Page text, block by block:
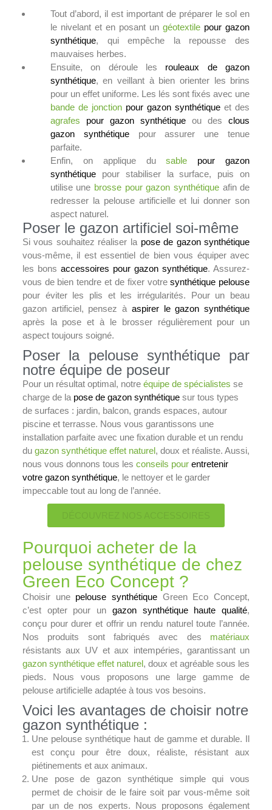
Tout d’abord, il est important de préparer le sol en
le nivelant et en posant ungéotextile pour gazon
synthétique, qui empêche la repousse des
mauvaises herbes.
Ensuite, on déroule les rouleaux de gazon
synthétique, en veillant à bien orienter les brins
pour un effet uniforme. Les lés sont fixés avec une
bande de jonctionpour gazon synthétique et des
agrafes pour gazon synthétique ou desclous
gazon synthétiquepour assurer une tenue
parfaite.
Enfin, on applique dusable pour gazon
synthétiquepour stabiliser la surface, puis on
utilise une brosse pour gazon synthétiqueafin de
redresser la pelouse artificielle et lui donner son
aspect naturel.
Poser le gazon artificiel soi-même
Si vous souhaitez réaliser la pose de gazon synthétique
vous-même, il est essentiel de bien vous équiper avec
les bons accessoires pour gazon synthétique. Assurez-
vous de bien tendre et de fixer votresynthétique pelouse
pour éviter les plis et les irrégularités. Pour un beau
gazon artificiel, pensez à aspirer le gazon synthétique
après la pose et à le brosser régulièrement pour un
aspect toujours soigné.
Poser la pelouse synthétique par
notre équipe de poseur
Pour un résultat optimal, notre équipe de spécialistes se
charge de la pose de gazon synthétiquesur tous types
de surfaces : jardin, balcon, grands espaces, autour
piscine et terrasse. Nous vous garantissons une
installation parfaite avec une fixation durable et un rendu
du gazon synthétique effet naturel, doux et réaliste. Aussi,
nous vous donnons tous les conseils pour entretenir
votre gazon synthétique, le nettoyer et le garder
impeccable tout au long de l’année.
Pourquoi acheter de la
pelouse synthétique de chez
Green Eco Concept ?
Choisir une pelouse synthétique Green Eco Concept,
c’est opter pour un gazon synthétique haute qualité,
conçu pour durer et offrir un rendu naturel toute l’année.
Nos produits sont fabriqués avec des matériaux
résistants aux UV et aux intempéries, garantissant un
gazon synthétique effet naturel, doux et agréable sous les
pieds. Nous vous proposons une large gamme de
pelouse artificielle adaptée à tous vos besoins.
Voici les avantages de choisir notre
gazon synthétique :
Une pelouse synthétique haut de gamme et durable. Il
est conçu pour être doux, réaliste, résistant aux
piétinements et aux animaux.
Une pose de gazon synthétique simple qui vous
permet de choisir de le faire soit par vous-même soit
par un de nos experts. Nous proposons également